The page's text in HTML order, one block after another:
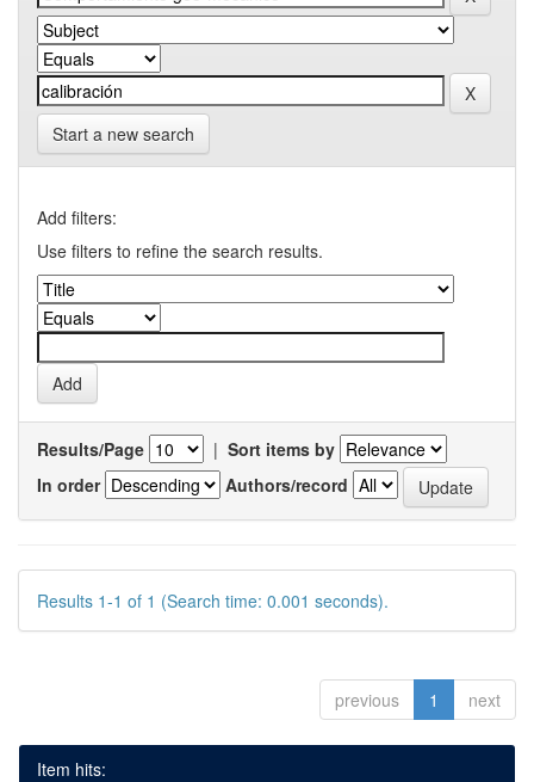
Start a new search
Add filters:
Use filters to refine the search results.
Results/Page | Sort items by
In order
Authors/record
Results 1-1 of 1 (Search time: 0.001 seconds).
previous 1 next
Item hits: